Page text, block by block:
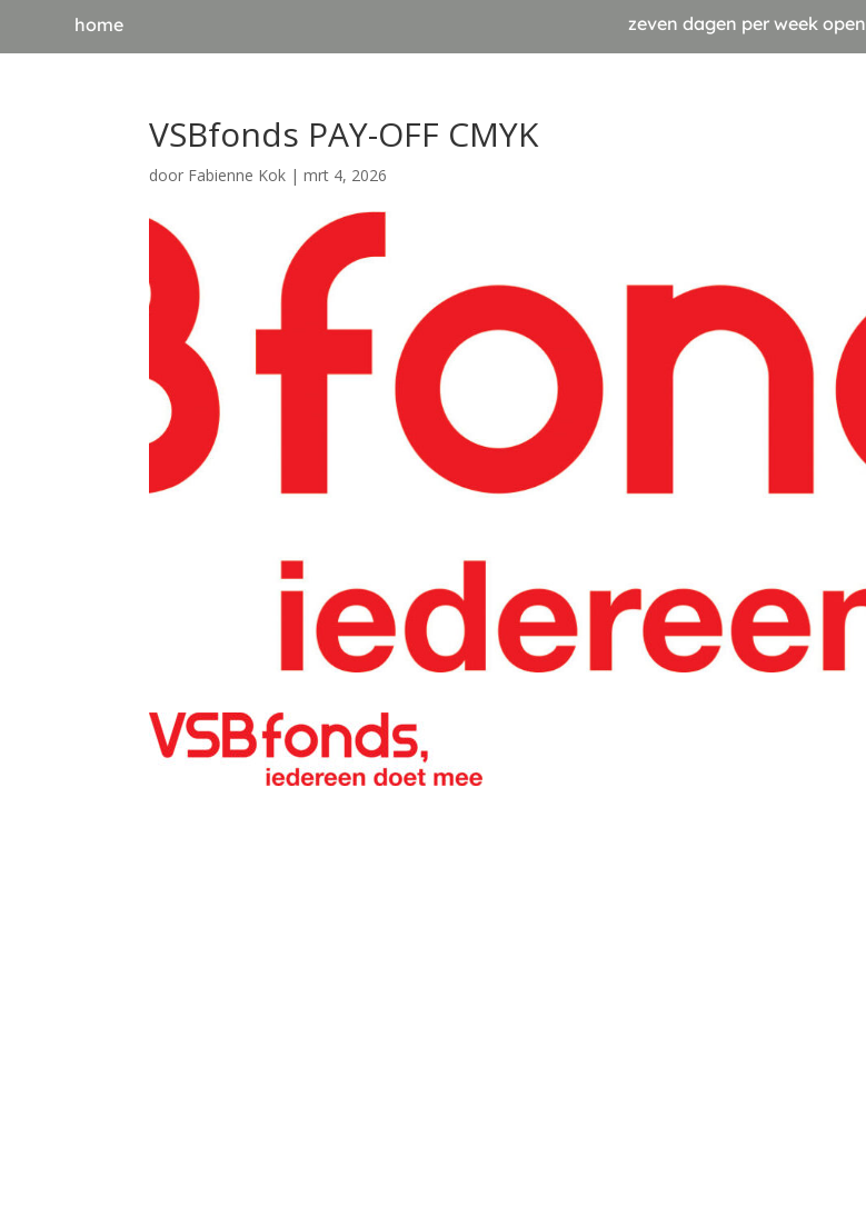
home zeven dagen per week open
VSBfonds PAY-OFF CMYK
door Fabienne Kok |mrt 4, 2026